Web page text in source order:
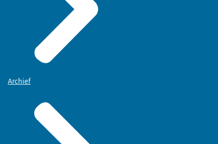
Archief